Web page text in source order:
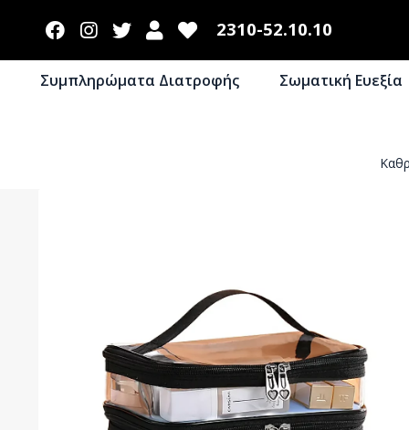
2310-52.10.10
Συμπληρώματα Διατροφής Σωματική Ευεξία